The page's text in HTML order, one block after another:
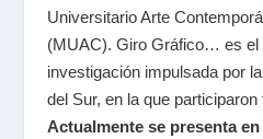
Universitario Arte
(MUAC). Giro Gráfico… es el
investigación impulsada por
del Sur, en la que
Actualmente se presenta